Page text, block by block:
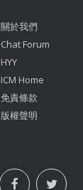
關於我們
Chat Forum
HYY
ICM Home
免責條款
版權聲明